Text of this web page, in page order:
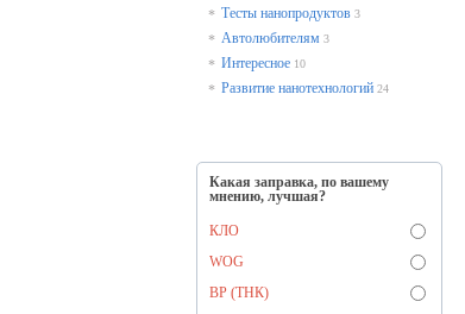
* Тесты нанопродуктов 3
* Автолюбителям 3
* Интересное 10
* Развитие нанотехнологий 24
Какая заправка, по вашему
мнению, лучшая?
КЛО
WOG
BP (ТНК)